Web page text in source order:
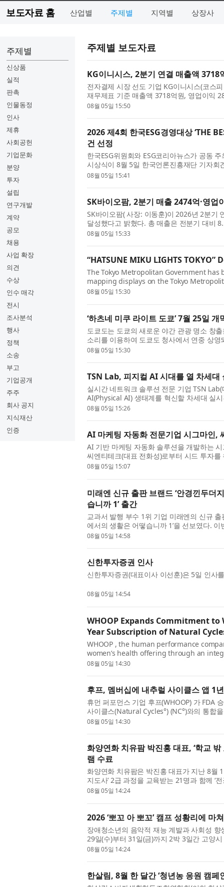
보도자료 홈 산업별 주제별 지역별 상장사
주제별
신상품
실적
판촉
인물동정
인사
제휴
사회공헌
기업문화
분양
투자
설립
연구개발
계약
공모
채용
사업 확장
의견
수상
인수 매각
전시
조사분석
행사
정책
소송
부고
기업공개
주주
회사 공지
지식재산
인증
주제별 보도자료
KG이니시스, 2분기 연결 매출액
전자결제 시장 선도 기업 KG이니시스(코스
재무제표 기준 매출액 3718억원, 영업이익
전년동기대비 매출액은 15.0%, 영업이...
08월 05일 15:50
2026 제4회 한국ESG경영대상 ‘THE
건 선정
한국ESG위원회와 ESG코리아뉴스가 공동 주
시상식이 8월 5일 한국언론진흥재단 기자회
BEST ESG’는 ESG(환경·사회·지배구조)경영
08월 05일 15:41
SK바이오팜, 2분기 매출 2474억·영업
SK바이오팜( 사장: 이동훈)이 2026년 2분기
달성했다고 밝혔다. 총 매출은 전분기 대비
익은 전분기 대비 8.1%, 전년 동기 대...
08월 05일 15:33
“HATSUNE MIKU LIGHTS TOKYO”
The Tokyo Metropolitan Government
mapping displays on the Tokyo
sound to showcase a wide range of
08월 05일 15:30
‘하츠네 미쿠 라이트 도쿄’ 7월 25일 개
도쿄도는 도쿄의 새로운 야간 관광 명소 창
소리를 이용하여 도쿄도 청사에서 연중 상
(토) 전 세계적으로 사랑받는 가상 ...
08월 05일 15:30
TSN Lab, 피지컬 AI 시대를 열 차세대
실시간 네트워크 솔루션 전문 기업 TSN
AI(Physical AI) 생태계를 혁신할 차세대 실
공식 기술 시연회를 개최한다. 이번 시연회
08월 05일 15:26
AI 마케팅 자동화 전문기업 시그마인,
AI 기반 마케팅 자동화 솔루션을 개발하는
씨엔티테크(대표 전화성)로부터 시드 투자
시그마인은 이번 투자금을 자기진화 ...
08월 05일 15:07
미래엔 신규 출판 브랜드 ‘안경낀두더
습니까 1’ 출간
교과서 발행 부수 1위 기업 미래엔의 신규 출
에서의 생활은 어떻습니까 1’을 선보였다. 이
에서는 아프지 않고 잘 지낼까...
08월 05일 14:58
신한투자증권 인사
신한투자증권(대표이사 이선훈)은 5일 인
08월 05일 14:54
WHOOP Expands Commitment
Year Subscription of Natural
WHOOP , the human performance
women’s health offering through an
FDA-cleared, hormone-free birth control
08월 05일 14:30
후프, 멤버십에 내추럴 사이클스 앱 1
휴먼 퍼포먼스 기업 후프(WHOOP) 가 FDA
사이클스(Natural Cycles°) (NC°)와의 통합
했다. 후프는 자격 요건을 충족하는 내...
08월 05일 14:30
화양연화 치유팜 박진홍 대표, ‘학교
램 수료
화양연화 치유팜은 박진홍 대표가 지난 8월
지도사’ 2급 과정을 교육받는 21명과 함께 ‘
수료했다고 밝혔다. 우석대학교에...
08월 05일 14:24
2026 ‘뽀꼬 아 뽀꼬’ 캠프 성황리에 마쳐
장애청소년의 음악적 재능 계발과 사회성 향
29일(수)부터 31일(금)까지 2박 3일간 고양
비롯해 멘토, 음악 지도교수 등 총 1...
08월 05일 14:24
한살림, 8월 한 달간 ‘청년농 응원 캠페